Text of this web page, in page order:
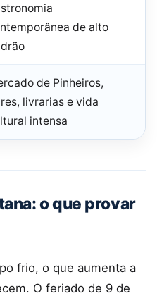
de alto
de Pinheiros,
livrarias e vida
intensa
o que provar
frio, o que aumenta a
O feriado de 9 de